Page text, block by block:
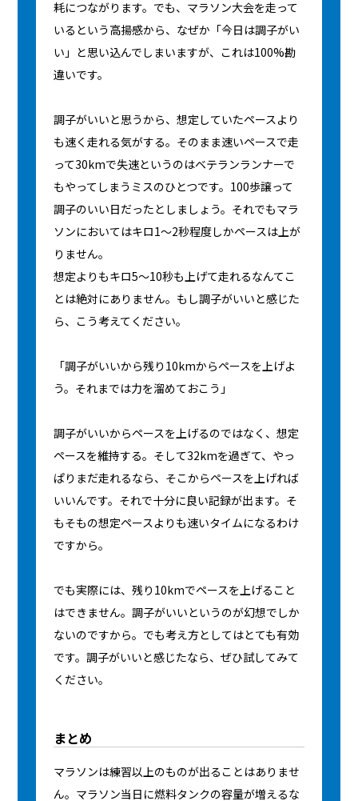
耗につながります。でも、マラソン大会を走って
いるという高揚感から、なぜか「今日は調子がい
い」と思い込んでしまいますが、これは100%勘
違いです。
調子がいいと思うから、想定していたペースより
も速く走れる気がする。そのまま速いペースで走
って30kmで失速というのはベテランランナーで
もやってしまうミスのひとつです。100歩譲って
調子のいい日だったとしましょう。それでもマラ
ソンにおいてはキロ1〜2秒程度しかペースは上が
りません。
想定よりもキロ5〜10秒も上げて走れるなんてこ
とは絶対にありません。もし調子がいいと感じた
ら、こう考えてください。
「調子がいいから残り10kmからペースを上げよ
う。それまでは力を溜めておこう」
調子がいいからペースを上げるのではなく、想定
ペースを維持する。そして32kmを過ぎて、やっ
ぱりまだ走れるなら、そこからペースを上げれば
いいんです。それで十分に良い記録が出ます。そ
もそもの想定ペースよりも速いタイムになるわけ
ですから。
でも実際には、残り10kmでペースを上げること
はできません。調子がいいというのが幻想でしか
ないのですから。でも考え方としてはとても有効
です。調子がいいと感じたなら、ぜひ試してみて
ください。
まとめ
マラソンは練習以上のものが出ることはありませ
ん。マラソン当日に燃料タンクの容量が増えるな